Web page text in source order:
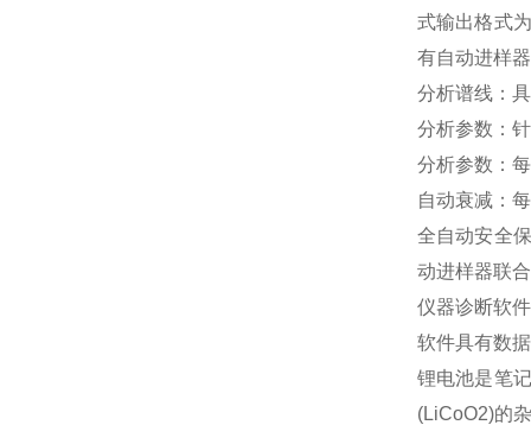
式输出格式
有自动进样
分析谱线：
分析参数：
分析参数：
自动衰减：
全自动安全
动进样器联
仪器诊断软
软件具有数
锂电池是笔
(LiCoO2)的